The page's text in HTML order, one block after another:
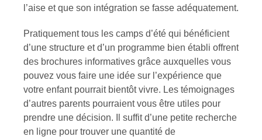
l’aise et que son intégration se fasse adéquatement.
Pratiquement tous les camps d’été qui bénéficient
d’une structure et d’un programme bien établi offrent
des brochures informatives grâce auxquelles vous
pouvez vous faire une idée sur l’expérience que
votre enfant pourrait bientôt vivre. Les témoignages
d’autres parents pourraient vous être utiles pour
prendre une décision. Il suffit d’une petite recherche
en ligne pour trouver une quantité de